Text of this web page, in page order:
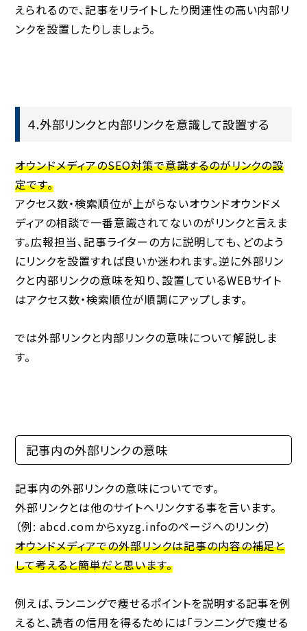
えられるので、記事をリライトしたり関連性の高い内部リ
ンクを設置したりしましょう。
４.外部リンクと内部リンクを意識して設置する
オウンドメディアのSEO対策で意識するのがリンクの設
定です。
アクセス数・検索順位が上がらないオウンドオウンドメ
ディアの相談で一番意識されてないのがリンクと言えま
す。広報担当、記事ライターの方に説明しても、どのよう
にリンクを設置すれば良いか迷われます。逆に外部リン
クと内部リンクの意味を知り、設置しているWEBサイト
はアクセス数・検索順位が順調にアップします。
では外部リンクと内部リンクの意味について解説しま
す。
記事内の外部リンクの意味
記事内の外部リンクの意味についてです。
外部リンクとは他のサイトへリンクする事を言います。
（例: abcd.comからxyzg.infoのページへのリンク）
オウンドメディアでの外部リンクは記事の内容の補足と
して考えると簡単だと思います。
例えば、ランニングで痩せるポイントを説明する記事を例
えると、読者の信用を得るためには「ランニングで痩せる